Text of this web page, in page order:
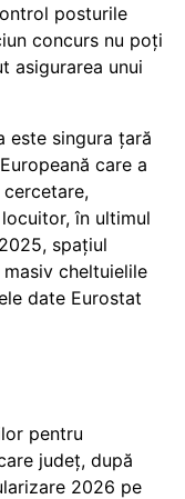
posturile
concurs nu poți
asigurarea unui
este singura țară
care a
în ultimul
spațiul
cheltuielile
date Eurostat
pentru
județ, după
2026 pe